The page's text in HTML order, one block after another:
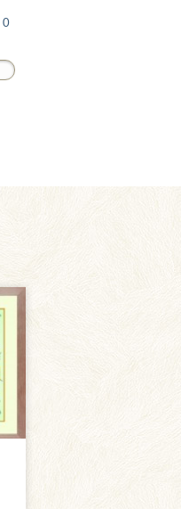
0